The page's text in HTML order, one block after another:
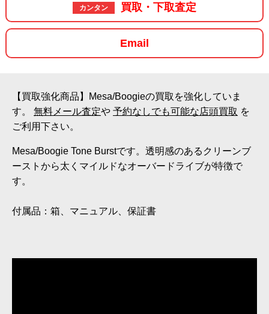
カンタン 買取・下取査定
Email
【買取強化商品】Mesa/Boogieの買取を強化していま
す。 無料メール査定や 予約なしでも可能な店頭買取 を
ご利用下さい。
Mesa/Boogie Tone Burstです。透明感のあるクリーンブ
ーストから太くマイルドなオーバードライブが特徴で
す。
付属品：箱、マニュアル、保証書